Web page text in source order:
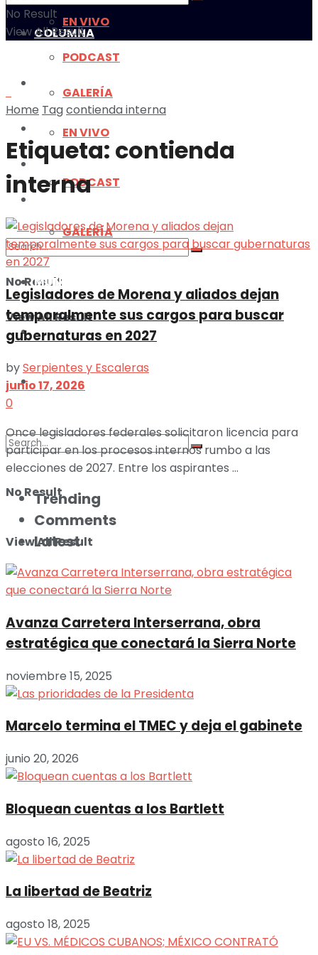
EN VIVO
PODCAST
GALERÍA
MUNDO
ILUSTRACIONES
No Result
View All Result
COLUMNA
MULTIMEDIA
EN VIVO
PODCAST
GALERÍA
MUNDO
ILUSTRACIONES
DEPORTES
No Result
View All Result
No Result
View All Result
Home Tagcontienda interna
Etiqueta: contienda
interna
Legisladores de Morena y aliados dejan
temporalmente sus cargos para buscar
gubernaturas en 2027
bySerpientes y Escaleras
junio 17, 2026
0
Once legisladores federales solicitaron licencia para
participar en los procesos internos rumbo a las
elecciones de 2027. Entre los aspirantes ...
Trending
Comments
Latest
Avanza Carretera Interserrana, obra
estratégica que conectará la Sierra Norte
noviembre 15, 2025
Marcelo termina el TMEC y deja el gabinete
junio 20, 2026
Bloquean cuentas a los Bartlett
agosto 16, 2025
La libertad de Beatriz
agosto 18, 2025